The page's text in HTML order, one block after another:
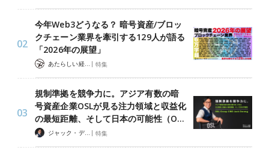
今年Web3どうなる？ 暗号資産/ブロッ
クチェーン業界を牽引する129人が語る
「2026年の展望」
あたらしい経済 編集部 | 特集
規制準拠を競争力に。アジア有数の暗
号資産企業OSLが見る注力領域と収益化
の最短距離、そして日本の可能性（O…
ジャック・デロン（Jack Derong） | 特集